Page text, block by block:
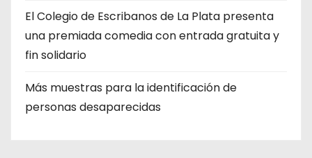
El Colegio de Escribanos de La Plata presenta
una premiada comedia con entrada gratuita y
fin solidario
Más muestras para la identificación de
personas desaparecidas